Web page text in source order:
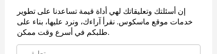
إن أسئلتك وتعليقاتك لهي أداة قيمة تساعدنا على تطوير
خدمات موقع ماسكوس. نقرأ آراءك، ونرد عليها، بناء على
طلبكم في أسرع وقت ممكن.